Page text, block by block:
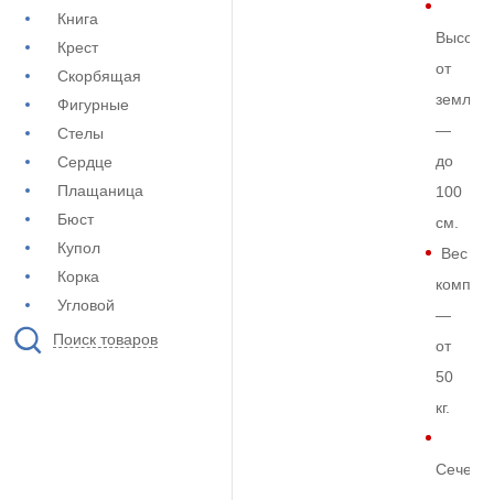
Книга
Крест
Скорбящая
Фигурные
Стелы
Сердце
Плащаница
Бюст
Купол
Корка
Угловой
Поиск товаров
Высота
от
земли
—
до
100
см.
Вес
—
от
50
кг.